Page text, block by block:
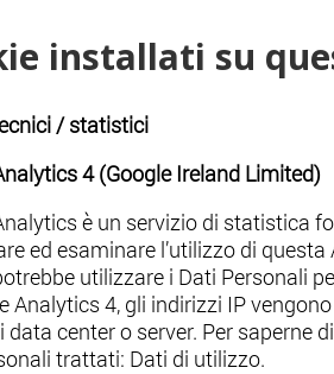
installati su
/ statistici
4 (Google Ireland Limited)
è un servizio di statistica
ed esaminare l’utilizzo di
utilizzare i Dati Personali
Analytics 4, gli indirizzi IP
data center o server. Per saperne
trattati: Dati di utilizzo.